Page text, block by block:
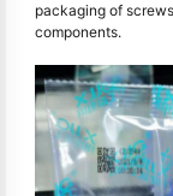
packaging of
components.